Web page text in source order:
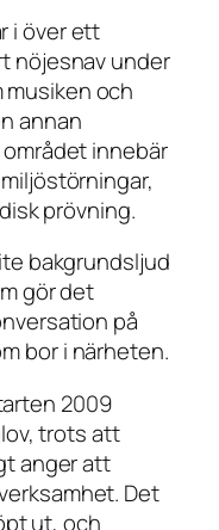
i över ett
nöjesnav under
musiken och
annan
innebär
prövning.
bakgrundsljud
gör det
på
bor i närheten.
2009
trots att
anger att
Det
ut, och